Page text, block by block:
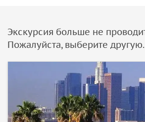
Экскурсия больше не
Пожалуйста, выберите другую.